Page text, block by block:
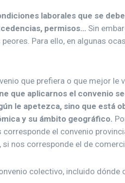
laborales que se
permisos… Sin
Para ello, en algunas
que prefiera o que mejor le
que aplicarnos el convenio
le apetezca, sino que está
y su ámbito geográfico.
el convenio
nos corresponde el de
colectivo, incluido dónde